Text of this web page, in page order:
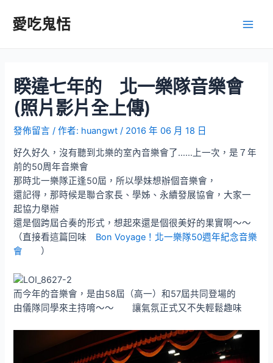
愛吃鬼恬
睽違七年的 北一樂隊音樂會
(照片影片全上傳)
發佈留言 / 作者: huangwt/ 2016 年 06 月 18 日
好久好久，沒有聽到北樂的室內音樂會了……上一次，是７年
前的50周年音樂會
那時北一樂隊正逢50屆，所以學妹想辦個音樂會，
還記得，那時候是聯合家長、學姊、永續發展協會，大家一
起協力舉辦
還是個跨屆合奏的形式，想起來還是個很美好的果實啊～～
（直接看這篇回味 Bon Voyage！北一樂隊50週年紀念音樂
會 ）
而今年的音樂會，是由58屆（高一）和57屆共同登場的
由儀隊同學來主持唷～～ 讓氣氛正式又不失輕鬆趣味